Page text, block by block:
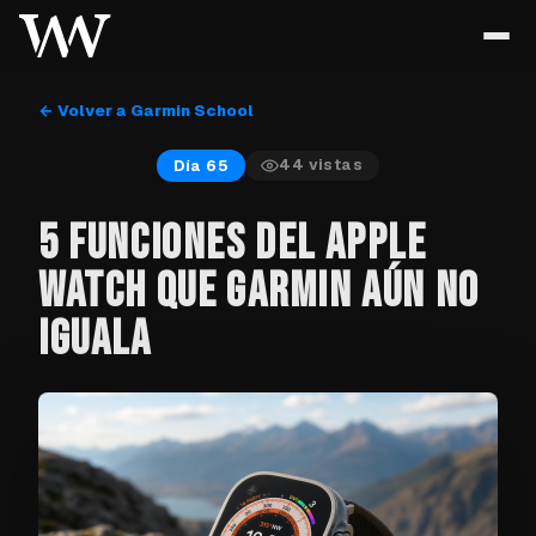
← Volver a Garmin School
Día 65 44 vistas
5 FUNCIONES DEL APPLE
WATCH QUE GARMIN AÚN NO
IGUALA